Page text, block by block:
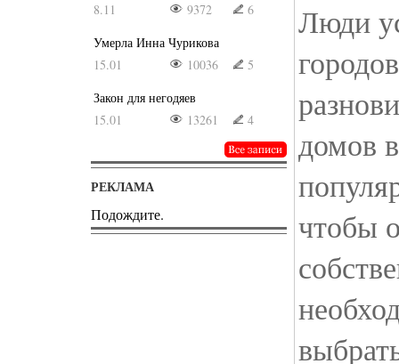
8.11
9372
6
Умерла Инна Чурикова
15.01
10036
5
Закон для негодяев
15.01
13261 4
РЕКЛАМА
Подождите.
Люди
домов
чтобы